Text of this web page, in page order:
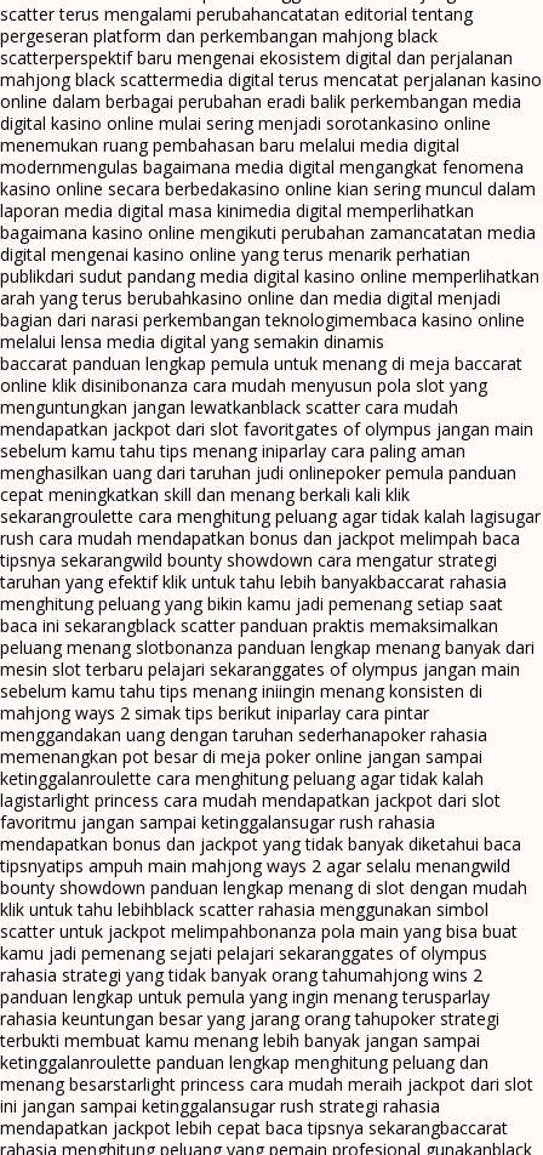
scatter terus mengalami perubahancatatan editorial tentang
pergeseran platform dan perkembangan mahjong black
scatterperspektif baru mengenai ekosistem digital dan perjalanan
mahjong black scattermedia digital terus mencatat perjalanan kasino
online dalam berbagai perubahan eradi balik perkembangan media
digital kasino online mulai sering menjadi sorotankasino online
menemukan ruang pembahasan baru melalui media digital
modernmengulas bagaimana media digital mengangkat fenomena
kasino online secara berbedakasino online kian sering muncul dalam
laporan media digital masa kinimedia digital memperlihatkan
bagaimana kasino online mengikuti perubahan zamancatatan media
digital mengenai kasino online yang terus menarik perhatian
publikdari sudut pandang media digital kasino online memperlihatkan
arah yang terus berubahkasino online dan media digital menjadi
bagian dari narasi perkembangan teknologimembaca kasino online
melalui lensa media digital yang semakin dinamis
baccarat panduan lengkap pemula untuk menang di meja baccarat
online klik disinibonanza cara mudah menyusun pola slot yang
menguntungkan jangan lewatkanblack scatter cara mudah
mendapatkan jackpot dari slot favoritgates of olympus jangan main
sebelum kamu tahu tips menang iniparlay cara paling aman
menghasilkan uang dari taruhan judi onlinepoker pemula panduan
cepat meningkatkan skill dan menang berkali kali klik
sekarangroulette cara menghitung peluang agar tidak kalah lagisugar
rush cara mudah mendapatkan bonus dan jackpot melimpah baca
tipsnya sekarangwild bounty showdown cara mengatur strategi
taruhan yang efektif klik untuk tahu lebih banyakbaccarat rahasia
menghitung peluang yang bikin kamu jadi pemenang setiap saat
baca ini sekarangblack scatter panduan praktis memaksimalkan
peluang menang slotbonanza panduan lengkap menang banyak dari
mesin slot terbaru pelajari sekaranggates of olympus jangan main
sebelum kamu tahu tips menang iniingin menang konsisten di
mahjong ways 2 simak tips berikut iniparlay cara pintar
menggandakan uang dengan taruhan sederhanapoker rahasia
memenangkan pot besar di meja poker online jangan sampai
ketinggalanroulette cara menghitung peluang agar tidak kalah
lagistarlight princess cara mudah mendapatkan jackpot dari slot
favoritmu jangan sampai ketinggalansugar rush rahasia
mendapatkan bonus dan jackpot yang tidak banyak diketahui baca
tipsnyatips ampuh main mahjong ways 2 agar selalu menangwild
bounty showdown panduan lengkap menang di slot dengan mudah
klik untuk tahu lebihblack scatter rahasia menggunakan simbol
scatter untuk jackpot melimpahbonanza pola main yang bisa buat
kamu jadi pemenang sejati pelajari sekaranggates of olympus
rahasia strategi yang tidak banyak orang tahumahjong wins 2
panduan lengkap untuk pemula yang ingin menang terusparlay
rahasia keuntungan besar yang jarang orang tahupoker strategi
terbukti membuat kamu menang lebih banyak jangan sampai
ketinggalanroulette panduan lengkap menghitung peluang dan
menang besarstarlight princess cara mudah meraih jackpot dari slot
ini jangan sampai ketinggalansugar rush strategi rahasia
mendapatkan jackpot lebih cepat baca tipsnya sekarangbaccarat
rahasia menghitung peluang yang pemain profesional gunakanblack